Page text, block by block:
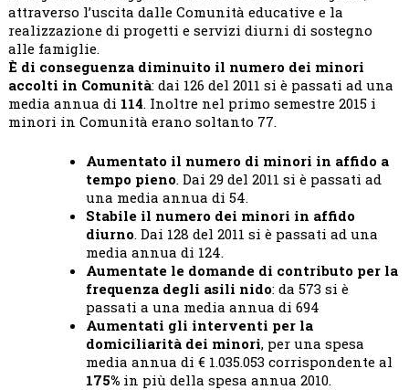
attraverso l’uscita dalle Comunità educative e la
realizzazione di progetti e servizi diurni di sostegno
alle famiglie.
È di conseguenza diminuito il numero dei minori
accolti in Comunità: dai 126 del 2011 si è passati ad una
media annua di 114. Inoltre nel primo semestre 2015 i
minori in Comunità erano soltanto 77.
Aumentato il numero di minori in affido a
tempo pieno. Dai 29 del 2011 si è passati ad
una media annua di 54.
Stabile il numero dei minori in affido
diurno. Dai 128 del 2011 si è passati ad una
media annua di 124.
Aumentate le domande di contributo per la
frequenza degli asili nido: da 573 si è
passati a una media annua di 694
Aumentati gli interventi per la
domiciliarità dei minori, per una spesa
media annua di € 1.035.053 corrispondente al
175%in più della spesa annua 2010.